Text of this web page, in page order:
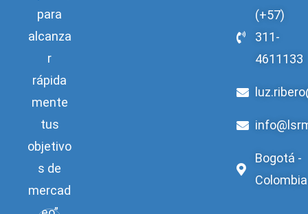
para
alcanza
r
rápida
mente
tus
objetivo
s de
mercad
(+57)
311-
4611133
Bogotá -
Colombia